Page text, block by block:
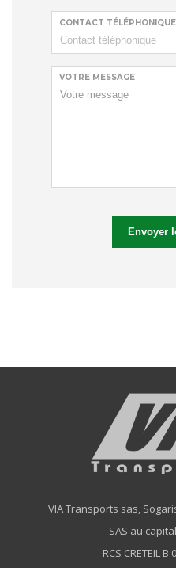
CONTACT TÉLÉPHONIQUE
VOTRE MESSAGE
Envoyer
VIA Transports sas,
SAS au
RCS CRETEIL